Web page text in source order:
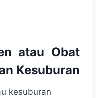
atau Obat
Kesuburan
kesuburan